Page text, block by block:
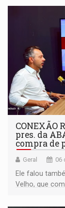
CONEXÃO
pres. da
compra de
Geral 06
Ele falou
Velho, que